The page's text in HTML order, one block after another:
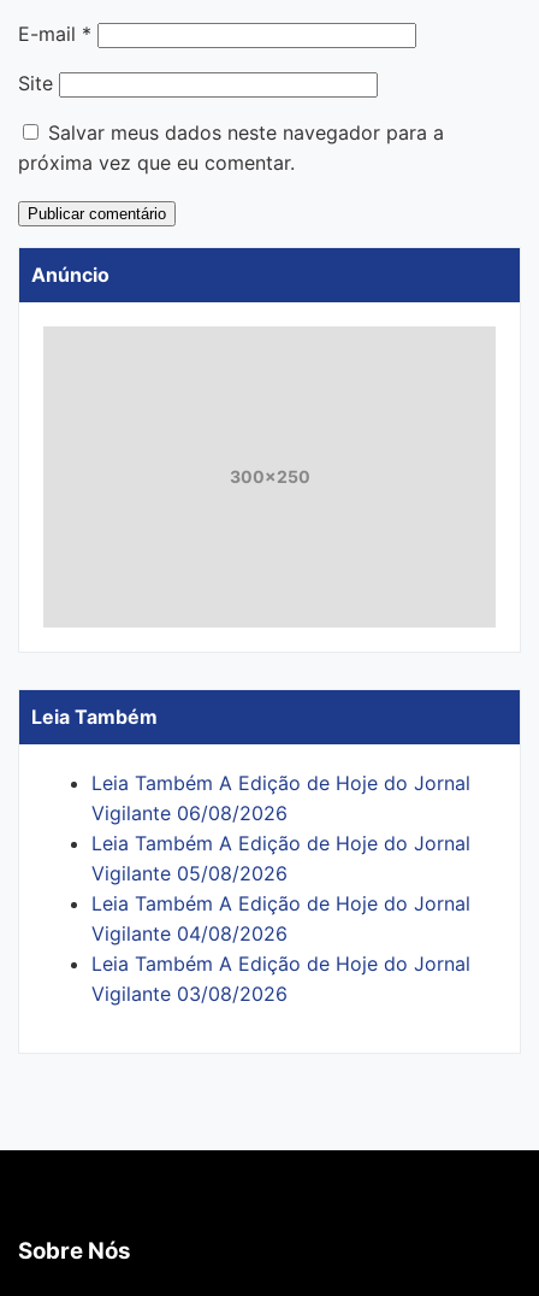
E-mail *
Site
Salvar meus dados neste navegador para a
próxima vez que eu comentar.
Anúncio
300x250
Leia Também
Leia Também A Edição de Hoje do Jornal
Vigilante 06/08/2026
Leia Também A Edição de Hoje do Jornal
Vigilante 05/08/2026
Leia Também A Edição de Hoje do Jornal
Vigilante 04/08/2026
Leia Também A Edição de Hoje do Jornal
Vigilante 03/08/2026
Sobre Nós